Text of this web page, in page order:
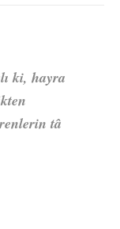
ki, hayra
tâ